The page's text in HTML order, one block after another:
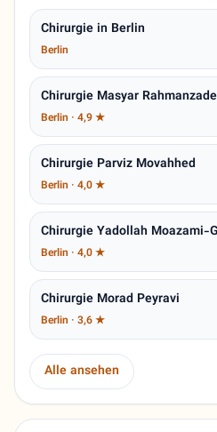
Chirurgie in Berlin
Berlin
Chirurgie Masyar
Berlin · 4,9 ★
Chirurgie Parviz Movahhed
Berlin · 4,0 ★
Chirurgie Yadollah Moazami-
Berlin · 4,0 ★
Chirurgie Morad Peyravi
Berlin · 3,6 ★
Alle ansehen